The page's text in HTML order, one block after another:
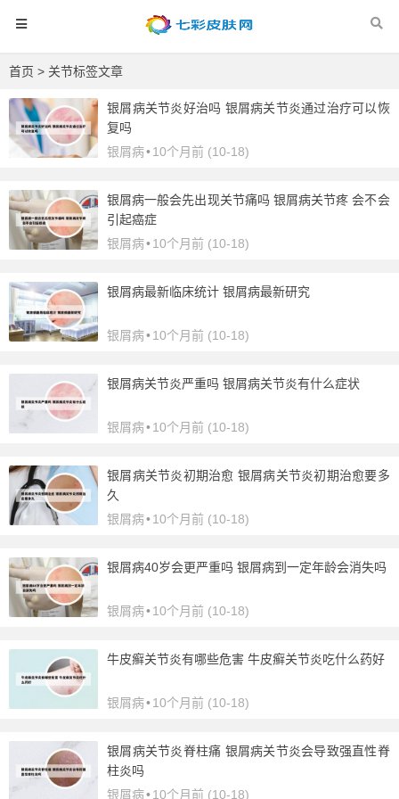
首页 > 关节标签文章
银屑病关节炎好治吗 银屑病关节炎通过治疗可以恢
复吗
银屑病•10个月前 (10-18)
银屑病一般会先出现关节痛吗 银屑病关节疼 会不会
引起癌症
银屑病•10个月前 (10-18)
银屑病最新临床统计 银屑病最新研究
银屑病•10个月前 (10-18)
银屑病关节炎严重吗 银屑病关节炎有什么症状
银屑病•10个月前 (10-18)
银屑病关节炎初期治愈 银屑病关节炎初期治愈要多
久
银屑病•10个月前 (10-18)
银屑病40岁会更严重吗 银屑病到一定年龄会消失吗
银屑病•10个月前 (10-18)
牛皮癣关节炎有哪些危害 牛皮癣关节炎吃什么药好
银屑病•10个月前 (10-18)
银屑病关节炎脊柱痛 银屑病关节炎会导致强直性脊
柱炎吗
银屑病•10个月前 (10-18)